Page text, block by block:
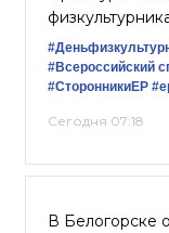
#Всероссийский
#СторонникиЕР
Сегодня 07:18
В Белогорске